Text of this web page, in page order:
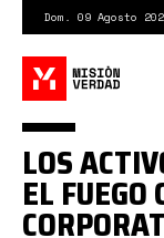
contenido
principal
Dom. 09 Agosto
LOS
EL FUEGO